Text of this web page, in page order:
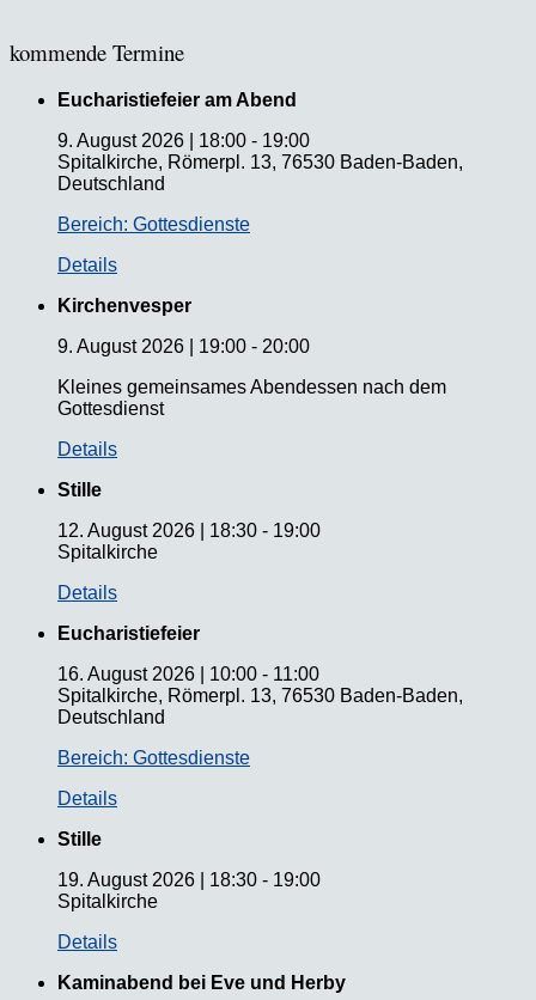
kommende Termine
Eucharistiefeier am Abend
9. August 2026
18:00 - 19:00
Spitalkirche, Römerpl. 13, 76530 Baden-Baden,
Deutschland
Bereich: Gottesdienste
Details
Kirchenvesper
9. August 2026
19:00 - 20:00
Kleines gemeinsames Abendessen nach dem
Gottesdienst
Details
Stille
12. August 2026
18:30 - 19:00
Spitalkirche
Details
Eucharistiefeier
16. August 2026
10:00 - 11:00
Spitalkirche, Römerpl. 13, 76530 Baden-Baden,
Deutschland
Bereich: Gottesdienste
Details
Stille
19. August 2026
18:30 - 19:00
Spitalkirche
Details
Kaminabend bei Eve und Herby